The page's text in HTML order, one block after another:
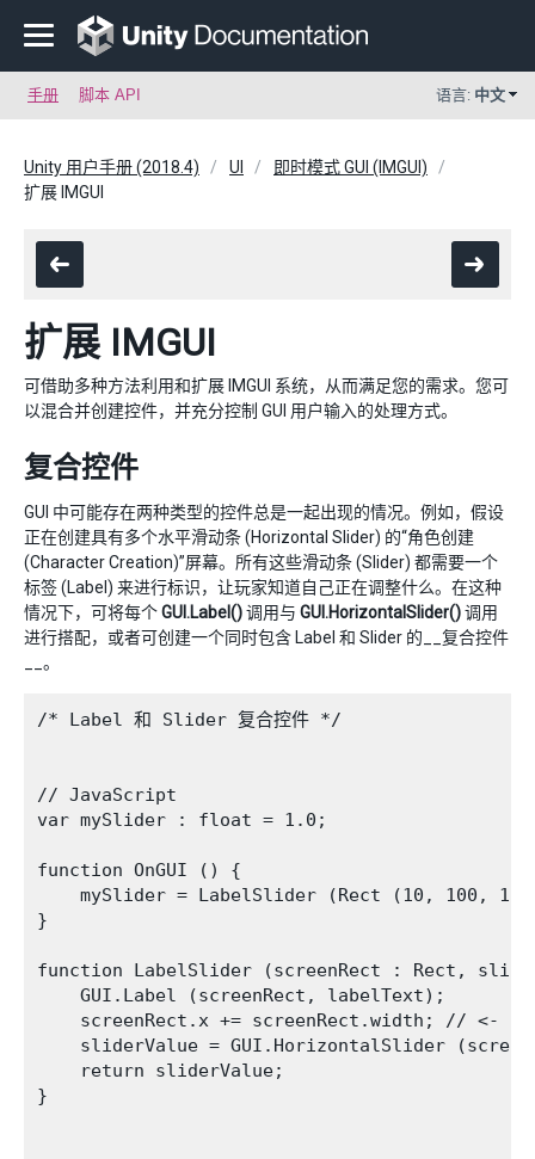
手册 脚本 API 语言: 中文
Unity 用户手册 (2018.4) UI
即时模式 GUI (IMGUI)
扩展 IMGUI
扩展 IMGUI
可借助多种方法利用和扩展 IMGUI 系统，从而满足您的需求。您可
以混合并创建控件，并充分控制 GUI 用户输入的处理方式。
复合控件
GUI 中可能存在两种类型的控件总是一起出现的情况。例如，假设
正在创建具有多个水平滑动条 (Horizontal Slider) 的“角色创建
(Character Creation)”屏幕。所有这些滑动条 (Slider) 都需要一个
标签 (Label) 来进行标识，让玩家知道自己正在调整什么。在这种
情况下，可将每个GUI.Label()调用与 GUI.HorizontalSlider()调用
进行搭配，或者可创建一个同时包含 Label 和 Slider 的__复合控件
__。
/* Label 和 Slider 复合控件 */
// JavaScript
var mySlider : float = 1.0;
function OnGUI () {
mySlider = LabelSlider (Rect (10, 100,
}
function LabelSlider (screenRect : Rect,
    GUI.Label (screenRect, labelText);
screenRect.x += screenRect.width; // <- 将
sliderValue = GUI.HorizontalSlider
    return sliderValue;
}